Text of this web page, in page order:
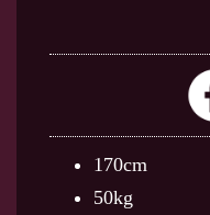
170cm
50kg